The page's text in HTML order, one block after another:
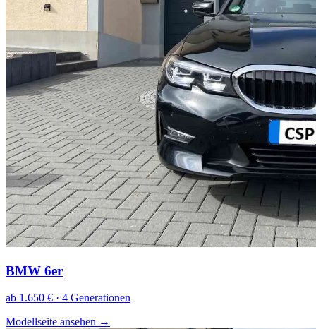
BMW 6er
ab 1.650 € · 4 Generationen
Modellseite ansehen →